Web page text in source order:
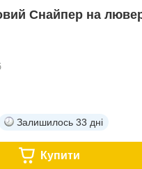
Снайпер на
Залишилось 33 дні
Купити